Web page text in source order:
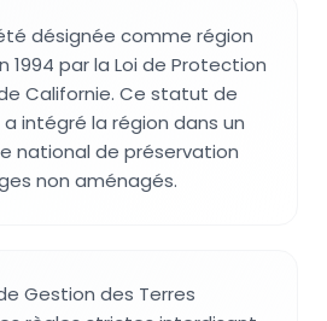
désignée comme région
1994 par la Loi de Protection
Californie. Ce statut de
intégré la région dans un
national de préservation
non aménagés.
Gestion des Terres